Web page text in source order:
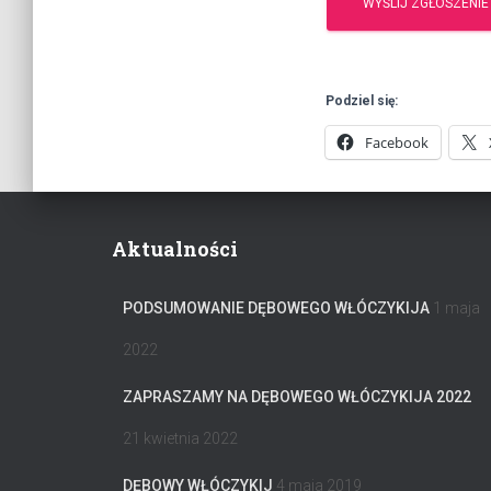
Podziel się:
Facebook
Aktualności
PODSUMOWANIE DĘBOWEGO WŁÓCZYKIJA 1 maja
2022
ZAPRASZAMY NA DĘBOWEGO WŁÓCZYKIJA 2022
21 kwietnia 2022
DĘBOWY WŁÓCZYKIJ 4 maja 2019